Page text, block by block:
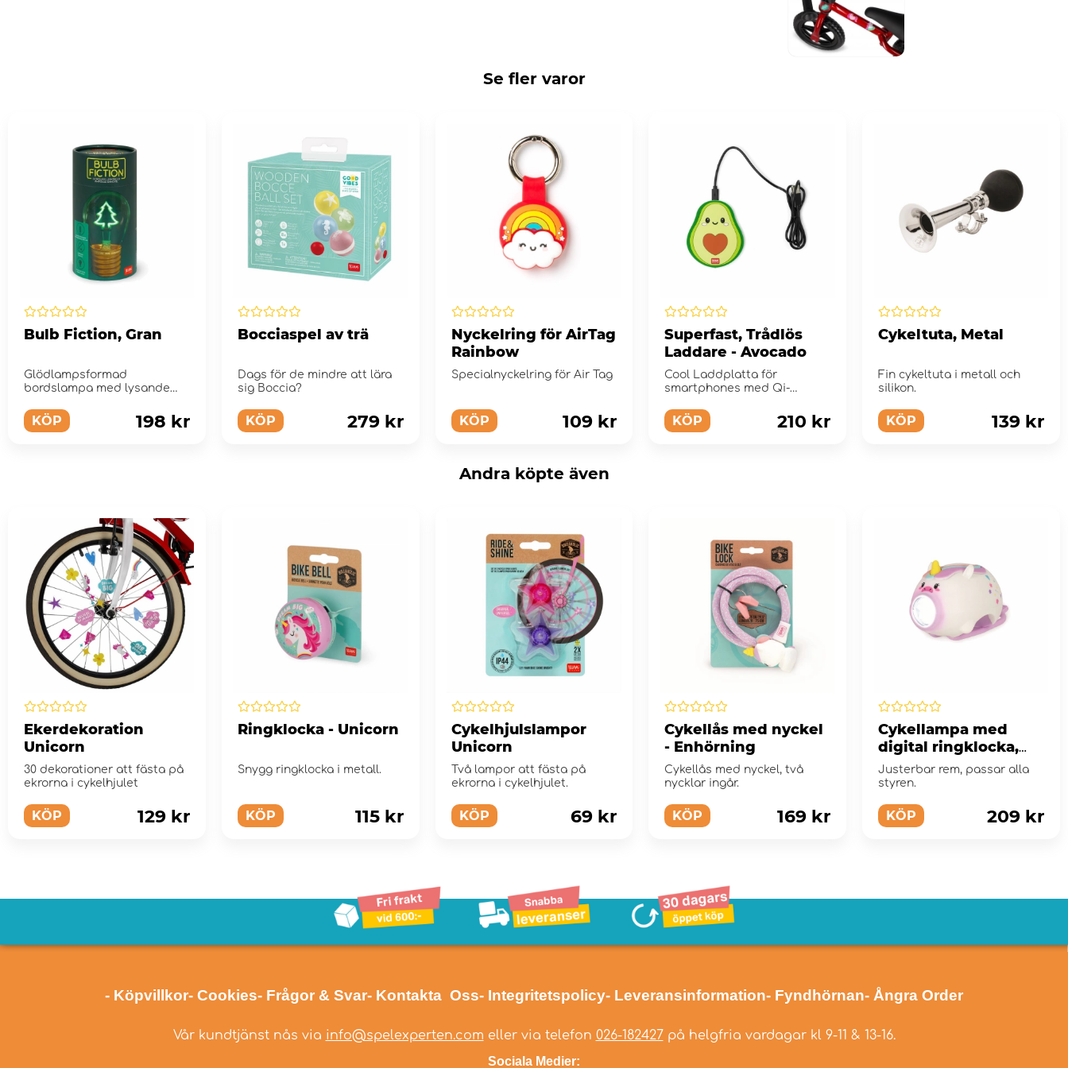
Se fler varor
Bulb Fiction, Gran
Glödlampsformad
bordslampa med lysande
KÖP 198 kr
Bocciaspel av trä
Dags för de mindre att lära
sig Boccia?
KÖP 279 kr
Nyckelring för AirTag
Rainbow
Specialnyckelring för Air Tag
KÖP 109 kr
Superfast, Trådlös
Laddare - Avocado
Cool Laddplatta för
smartphones med Qi-
KÖP 210 kr
Cykeltuta, Metal
Fin cykeltuta i metall och
silikon.
KÖP 139 kr
Andra köpte även
Ekerdekoration
Unicorn
30 dekorationer att fästa på
ekrorna i cykelhjulet
KÖP 129 kr
Ringklocka - Unicorn
Snygg ringklocka i metall.
KÖP 115 kr
Cykelhjulslampor
Unicorn
Två lampor att fästa på
ekrorna i cykelhjulet.
KÖP 69 kr
Cykellås med nyckel
- Enhörning
Cykellås med nyckel, två
nycklar ingår.
KÖP 169 kr
Cykellampa med
digital ringklocka,
Unicorn
Justerbar rem, passar alla
styren.
KÖP 209 kr
- Köpvillkor- Cookies- Frågor & Svar- Kontakta Oss- Integritetspolicy- Leveransinformation- Fyndhörnan- Ångra Order
Vår kundtjänst nås via info@spelexperten.com eller via telefon 026-182427på helgfria vardagar kl 9-11 & 13-16.
Sociala Medier: